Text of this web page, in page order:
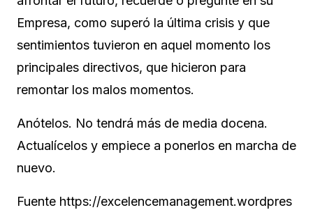
Empresa, como superó la última crisis y que
sentimientos tuvieron en aquel momento los
principales directivos, que hicieron para
remontar los malos momentos.
Anótelos. No tendrá más de media docena.
Actualícelos y empiece a ponerlos en marcha de
nuevo.
Fuente https://excelencemanagement.wordpres